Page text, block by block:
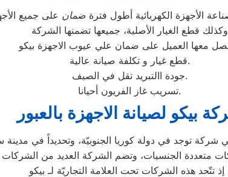
الأجهزة الكهربائية أطول فترة ضمان
وكذلك قطع الغيار الأصلية، جميعها تضمنها الشركة
معها العميل على ضمان علي عيوب الاجهزة بيكو
قطع غيار و تكلفة صيانة عالية.
جودة االتبريد تقل في الصيف.
تسريب غاز الفريون أحيانا.
بيكو لصيانة الاجهزة بالعبور